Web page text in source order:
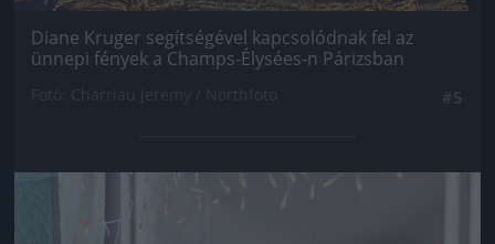
Diane Kruger segítségével kapcsolódnak fel az
ünnepi fények a Champs-Élysées-n Párizsban
Jön még kép!